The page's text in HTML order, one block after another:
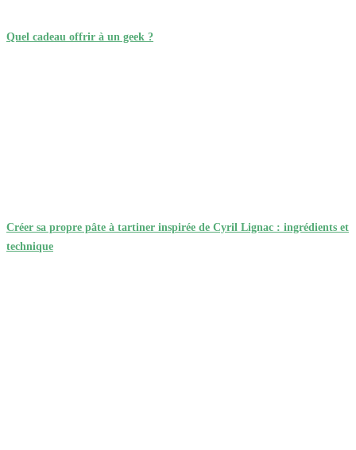
Quel cadeau offrir à un geek ?
Créer sa propre pâte à tartiner inspirée de Cyril Lignac : ingrédients et
technique